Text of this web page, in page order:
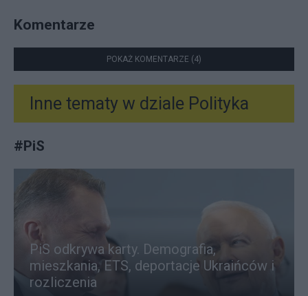
Komentarze
POKAŻ KOMENTARZE (4)
Inne tematy w dziale Polityka
#PiS
PiS odkrywa karty. Demografia,
mieszkania, ETS, deportacje Ukraińców i
rozliczenia